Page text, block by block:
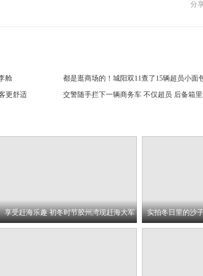
分
舱 都是逛商场的！城阳双11查了15辆超员小面
更舒适 交警随手拦下一辆商务车 不仅超员 后备箱
享受赶海乐趣 初冬时节胶州湾现赶海大军 实拍冬日里的沙